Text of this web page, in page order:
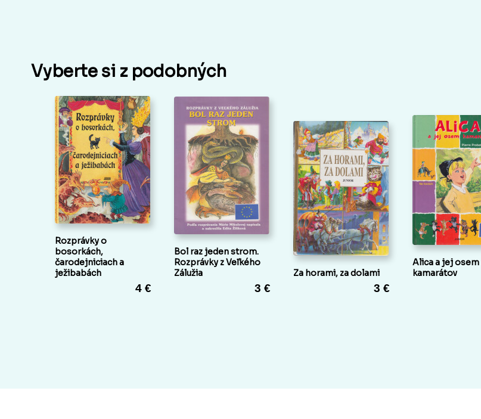
Vyberte si z podobných
Rozprávky o
bosorkách,
čarodejniciach a
ježibabách
4 €
Bol raz jeden strom.
Rozprávky z Veľkého
Zálužia
3 €
Za horami, za dolami
3 €
Alica a jej osem
kamarátov